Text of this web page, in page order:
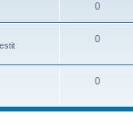
0
0
0